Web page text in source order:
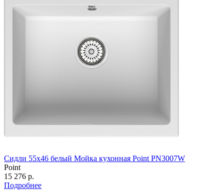
Сидли 55х46 белый Мойка кухонная Point PN3007W
Point
15 276 р.
Подробнее